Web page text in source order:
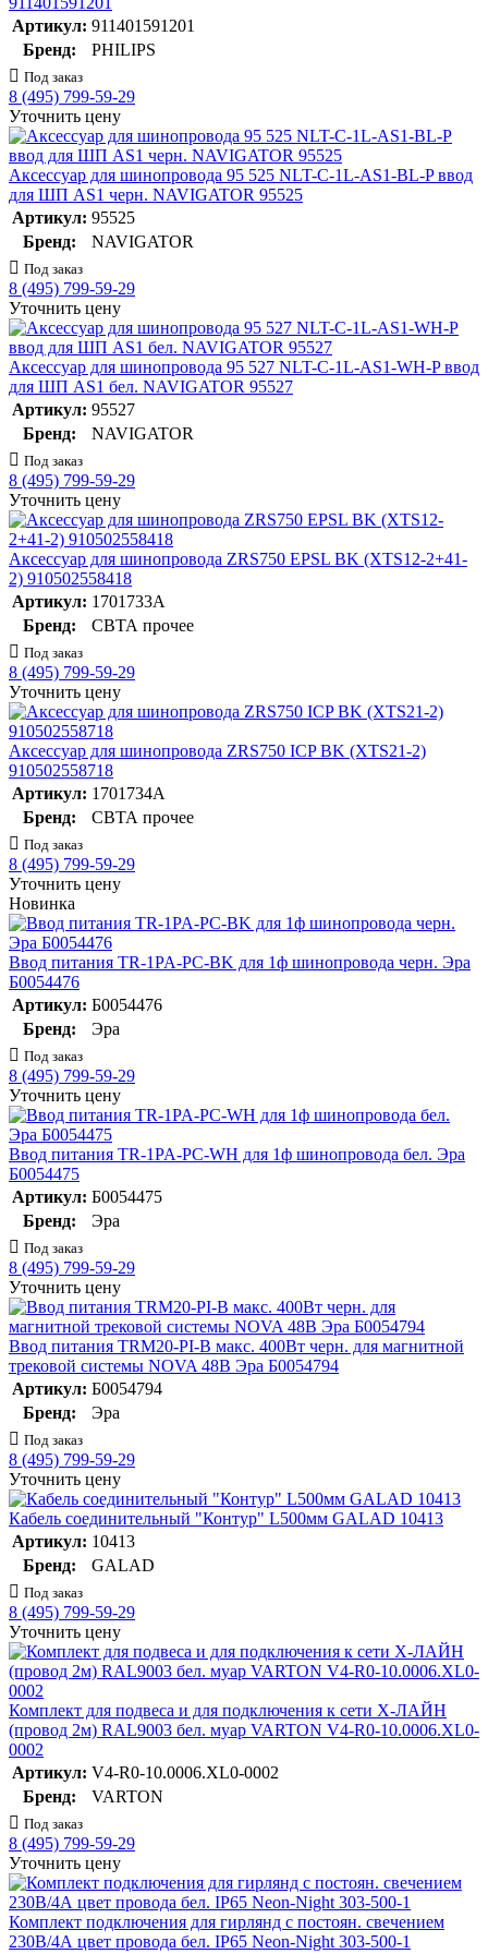
Артикул: 911401591201
Бренд:
PHILIPS
Под заказ
8 (495) 799-59-29
Уточнить цену
Аксессуар для шинопровода 95 525 NLT-C-1L-AS1-BL-P ввод
для ШП AS1 черн. NAVIGATOR 95525
Артикул: 95525
Бренд:
NAVIGATOR
Под заказ
8 (495) 799-59-29
Уточнить цену
Аксессуар для шинопровода 95 527 NLT-C-1L-AS1-WH-P ввод
для ШП AS1 бел. NAVIGATOR 95527
Артикул: 95527
Бренд:
NAVIGATOR
Под заказ
8 (495) 799-59-29
Уточнить цену
Аксессуар для шинопровода ZRS750 EPSL BK (XTS12-2+41-
2) 910502558418
Артикул: 1701733А
Бренд:
СВТА прочее
Под заказ
8 (495) 799-59-29
Уточнить цену
Аксессуар для шинопровода ZRS750 ICP BK (XTS21-2)
910502558718
Артикул: 1701734А
Бренд:
СВТА прочее
Под заказ
8 (495) 799-59-29
Уточнить цену
Новинка
Ввод питания TR-1PA-PC-BK для 1ф шинопровода черн. Эра
Б0054476
Артикул: Б0054476
Бренд:
Эра
Под заказ
8 (495) 799-59-29
Уточнить цену
Ввод питания TR-1PA-PC-WH для 1ф шинопровода бел. Эра
Б0054475
Артикул: Б0054475
Бренд:
Эра
Под заказ
8 (495) 799-59-29
Уточнить цену
Ввод питания TRM20-PI-B макс. 400Вт черн. для магнитной
трековой системы NOVA 48В Эра Б0054794
Артикул: Б0054794
Бренд:
Эра
Под заказ
8 (495) 799-59-29
Уточнить цену
Кабель соединительный "Контур" L500мм GALAD 10413
Артикул: 10413
Бренд:
GALAD
Под заказ
8 (495) 799-59-29
Уточнить цену
Комплект для подвеса и для подключения к сети Х-ЛАЙН
(провод 2м) RAL9003 бел. муар VARTON V4-R0-10.0006.XL0-
0002
Артикул: V4-R0-10.0006.XL0-0002
Бренд:
VARTON
Под заказ
8 (495) 799-59-29
Уточнить цену
Комплект подключения для гирлянд с постоян. свечением
230В/4А цвет провода бел. IP65 Neon-Night 303-500-1